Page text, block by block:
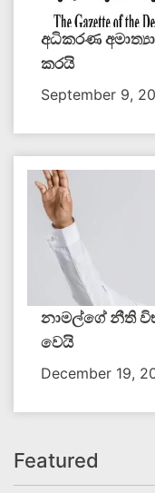
අධිකරණ
කරයි
September 9,
නාමල්ගේ නීති
වෙයි
December 19,
Featured